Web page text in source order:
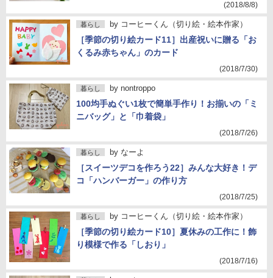
(2018/8/8)
暮らし by コーヒーくん（切り絵・絵本作家）
［季節の切り絵カード11］出産祝いに贈る「お
くるみ赤ちゃん」のカード
(2018/7/30)
暮らし by nontroppo
100均手ぬぐい1枚で簡単手作り！お揃いの「ミ
ニバッグ」と「巾着袋」
(2018/7/26)
暮らし by なーよ
［スイーツデコを作ろう22］みんな大好き！デ
コ「ハンバーガー」の作り方
(2018/7/25)
暮らし by コーヒーくん（切り絵・絵本作家）
［季節の切り絵カード10］夏休みの工作に！飾
り模様で作る「しおり」
(2018/7/16)